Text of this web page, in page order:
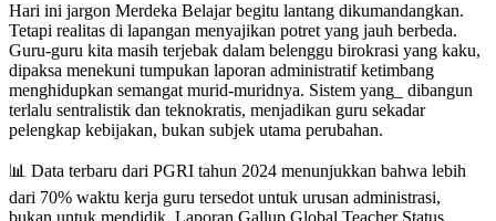
Hari ini jargon Merdeka Belajar begitu lantang dikumandangkan.
Tetapi realitas di lapangan menyajikan potret yang jauh berbeda.
Guru-guru kita masih terjebak dalam belenggu birokrasi yang kaku,
dipaksa menekuni tumpukan laporan administratif ketimbang
menghidupkan semangat murid-muridnya. Sistem yang_ dibangun
terlalu sentralistik dan teknokratis, menjadikan guru sekadar
pelengkap kebijakan, bukan subjek utama perubahan.
📊 Data terbaru dari PGRI tahun 2024 menunjukkan bahwa lebih
dari 70% waktu kerja guru tersedot untuk urusan administrasi,
bukan untuk mendidik. Laporan Gallup Global Teacher Status